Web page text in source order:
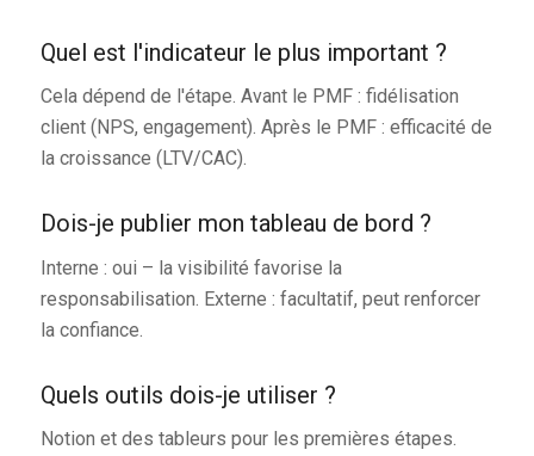
Quel est l'indicateur le plus important ?
Cela dépend de l'étape. Avant le PMF : fidélisation
client (NPS, engagement). Après le PMF : efficacité de
la croissance (LTV/CAC).
Dois-je publier mon tableau de bord ?
Interne : oui – la visibilité favorise la
responsabilisation. Externe : facultatif, peut renforcer
la confiance.
Quels outils dois-je utiliser ?
Notion et des tableurs pour les premières étapes.